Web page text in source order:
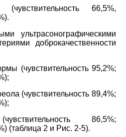
(чувствительность 66,5%,
ультрасонографическими
доброкачественности
(чувствительность 95,2%;
(чувствительность 89,4%;
86,5%;
(таблица 2 и Рис. 2-5).